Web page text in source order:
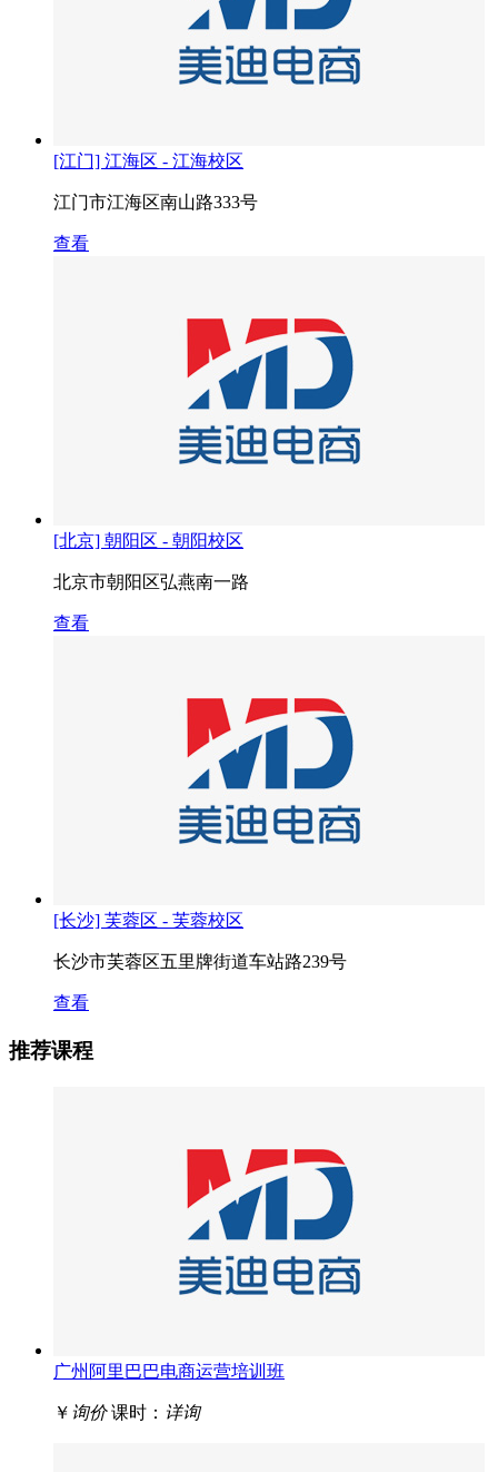
[江门] 江海区 - 江海校区
江门市江海区南山路333号
查看
[北京] 朝阳区 - 朝阳校区
北京市朝阳区弘燕南一路
查看
[长沙] 芙蓉区 - 芙蓉校区
长沙市芙蓉区五里牌街道车站路239号
查看
推荐课程
广州阿里巴巴电商运营培训班
￥ 询价 课时： 详询